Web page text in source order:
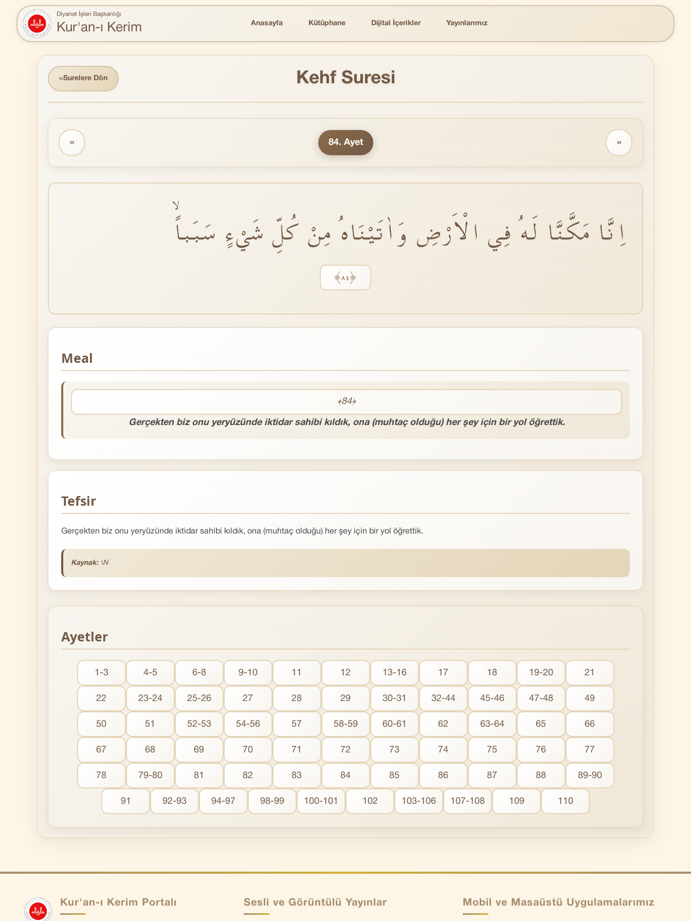
Diyanet İşleri Başkanlığı
Kur'an-ı Kerim Anasayfa Kütüphane Dijital İçerikler Yayınlarımız
‹‹Surelere Dön Kehf Suresi
‹‹ 84. Ayet ››
اِنَّا مَكَّنَّا لَهُ فِي الْاَرْضِ وَاٰتَيْنَاهُ مِنْ كُلِّ شَيْءٍ سَبَباًۙ
﴿٨٤﴾
Meal
﴾84﴿
Gerçekten biz onu yeryüzünde iktidar sahibi kıldık, ona (muhtaç olduğu) her şey için bir yol öğrettik.
Tefsir
Gerçekten biz onu yeryüzünde iktidar sahibi kıldık, ona (muhtaç olduğu) her şey için bir yol öğrettik.
Kaynak: \N
Ayetler
1-3 4-5 6-8 9-10 11 12 13-16 17 18 19-20 21
22 23-24 25-26 27 28 29 30-31 32-44 45-46 47-48 49
50 51 52-53 54-56 57 58-59 60-61 62 63-64 65 66
67 68 69 70 71 72 73 74 75 76 77
78 79-80 81 82 83 84 85 86 87 88 89-90
91 92-93 94-97 98-99 100-101 102 103-106 107-108 109 110
Kur'an-ı Kerim Portalı Sesli ve Görüntülü Yayınlar Mobil ve Masaüstü Uygulamalarımız